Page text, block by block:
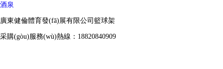
酒泉
廣東健倫體育發(fā)展有限公司籃球架
采購(gòu)服務(wù)熱線：18820840909